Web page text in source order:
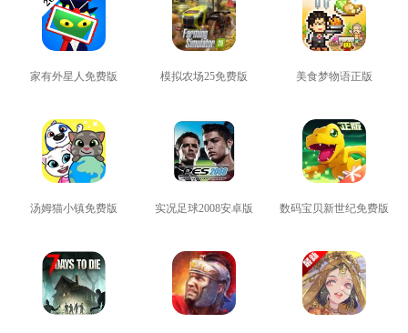
家有外星人免费版 模拟农场25免费版 美食梦物语正版
汤姆猫小镇免费版 实况足球2008安卓版 数码宝贝新世纪免费版